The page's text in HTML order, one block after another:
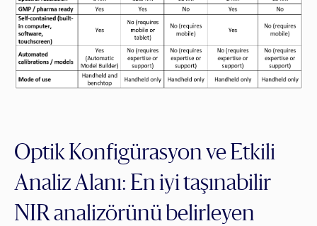
Optik Konfigürasyon ve Etkili
Analiz Alanı: En iyi taşınabilir
NIR analizörünü belirleyen